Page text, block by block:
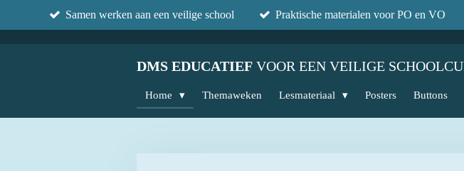
direct
Samen werken aan een veilige school Praktische materialen voor PO en VO
DMS EDUCATIEF VOOR EEN VEILIGE
Home Themaweken Lesmateriaal Posters Buttons